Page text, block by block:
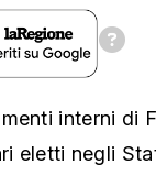
interni di
eletti negli